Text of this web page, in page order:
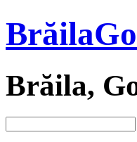
BrăilaGo
Brăila,